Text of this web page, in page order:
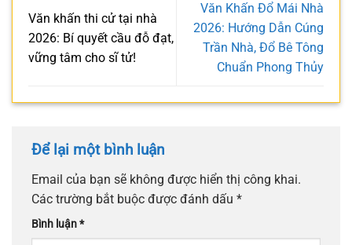
Văn khấn thi cử tại nhà
2026: Bí quyết cầu đỗ đạt,
vững tâm cho sĩ tử!
Văn Khấn Đổ Mái Nhà
2026: Hướng Dẫn Cúng
Trần Nhà, Đổ Bê Tông
Chuẩn Phong Thủy
Để lại một bình luận
Email của bạn sẽ không được hiển thị công khai.
Các trường bắt buộc được đánh dấu *
Bình luận*